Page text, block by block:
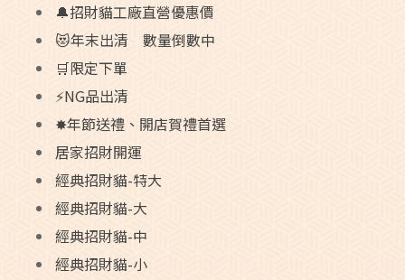
🔔招財貓工廠直營優惠價
😻年末出清 數量倒數中
🛒限定下單
⚡NG品出清
✸年節送禮、開店賀禮首選
居家招財開運
經典招財貓-特大
經典招財貓-大
經典招財貓-中
經典招財貓-小